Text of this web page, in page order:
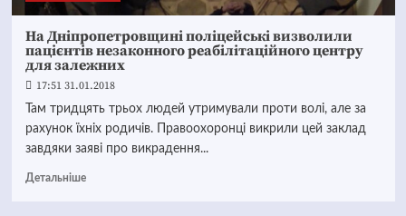
На Дніпропетровщині поліцейські визволили
пацієнтів незаконного реабілітаційного центру
для залежних
17:51 31.01.2018
Там тридцять трьох людей утримували проти волі, але за
рахунок їхніх родичів. Правоохоронці викрили цей заклад
завдяки заяві про викрадення...
Детальніше